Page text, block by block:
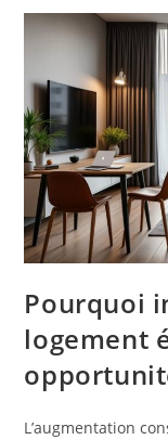
Pourquoi
logement
L’augmentation